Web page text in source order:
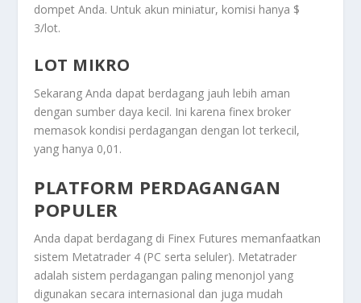
dompet Anda. Untuk akun miniatur, komisi hanya $
3/lot.
LOT MIKRO
Sekarang Anda dapat berdagang jauh lebih aman
dengan sumber daya kecil. Ini karena finex broker
memasok kondisi perdagangan dengan lot terkecil,
yang hanya 0,01.
PLATFORM PERDAGANGAN
POPULER
Anda dapat berdagang di Finex Futures memanfaatkan
sistem Metatrader 4 (PC serta seluler). Metatrader
adalah sistem perdagangan paling menonjol yang
digunakan secara internasional dan juga mudah